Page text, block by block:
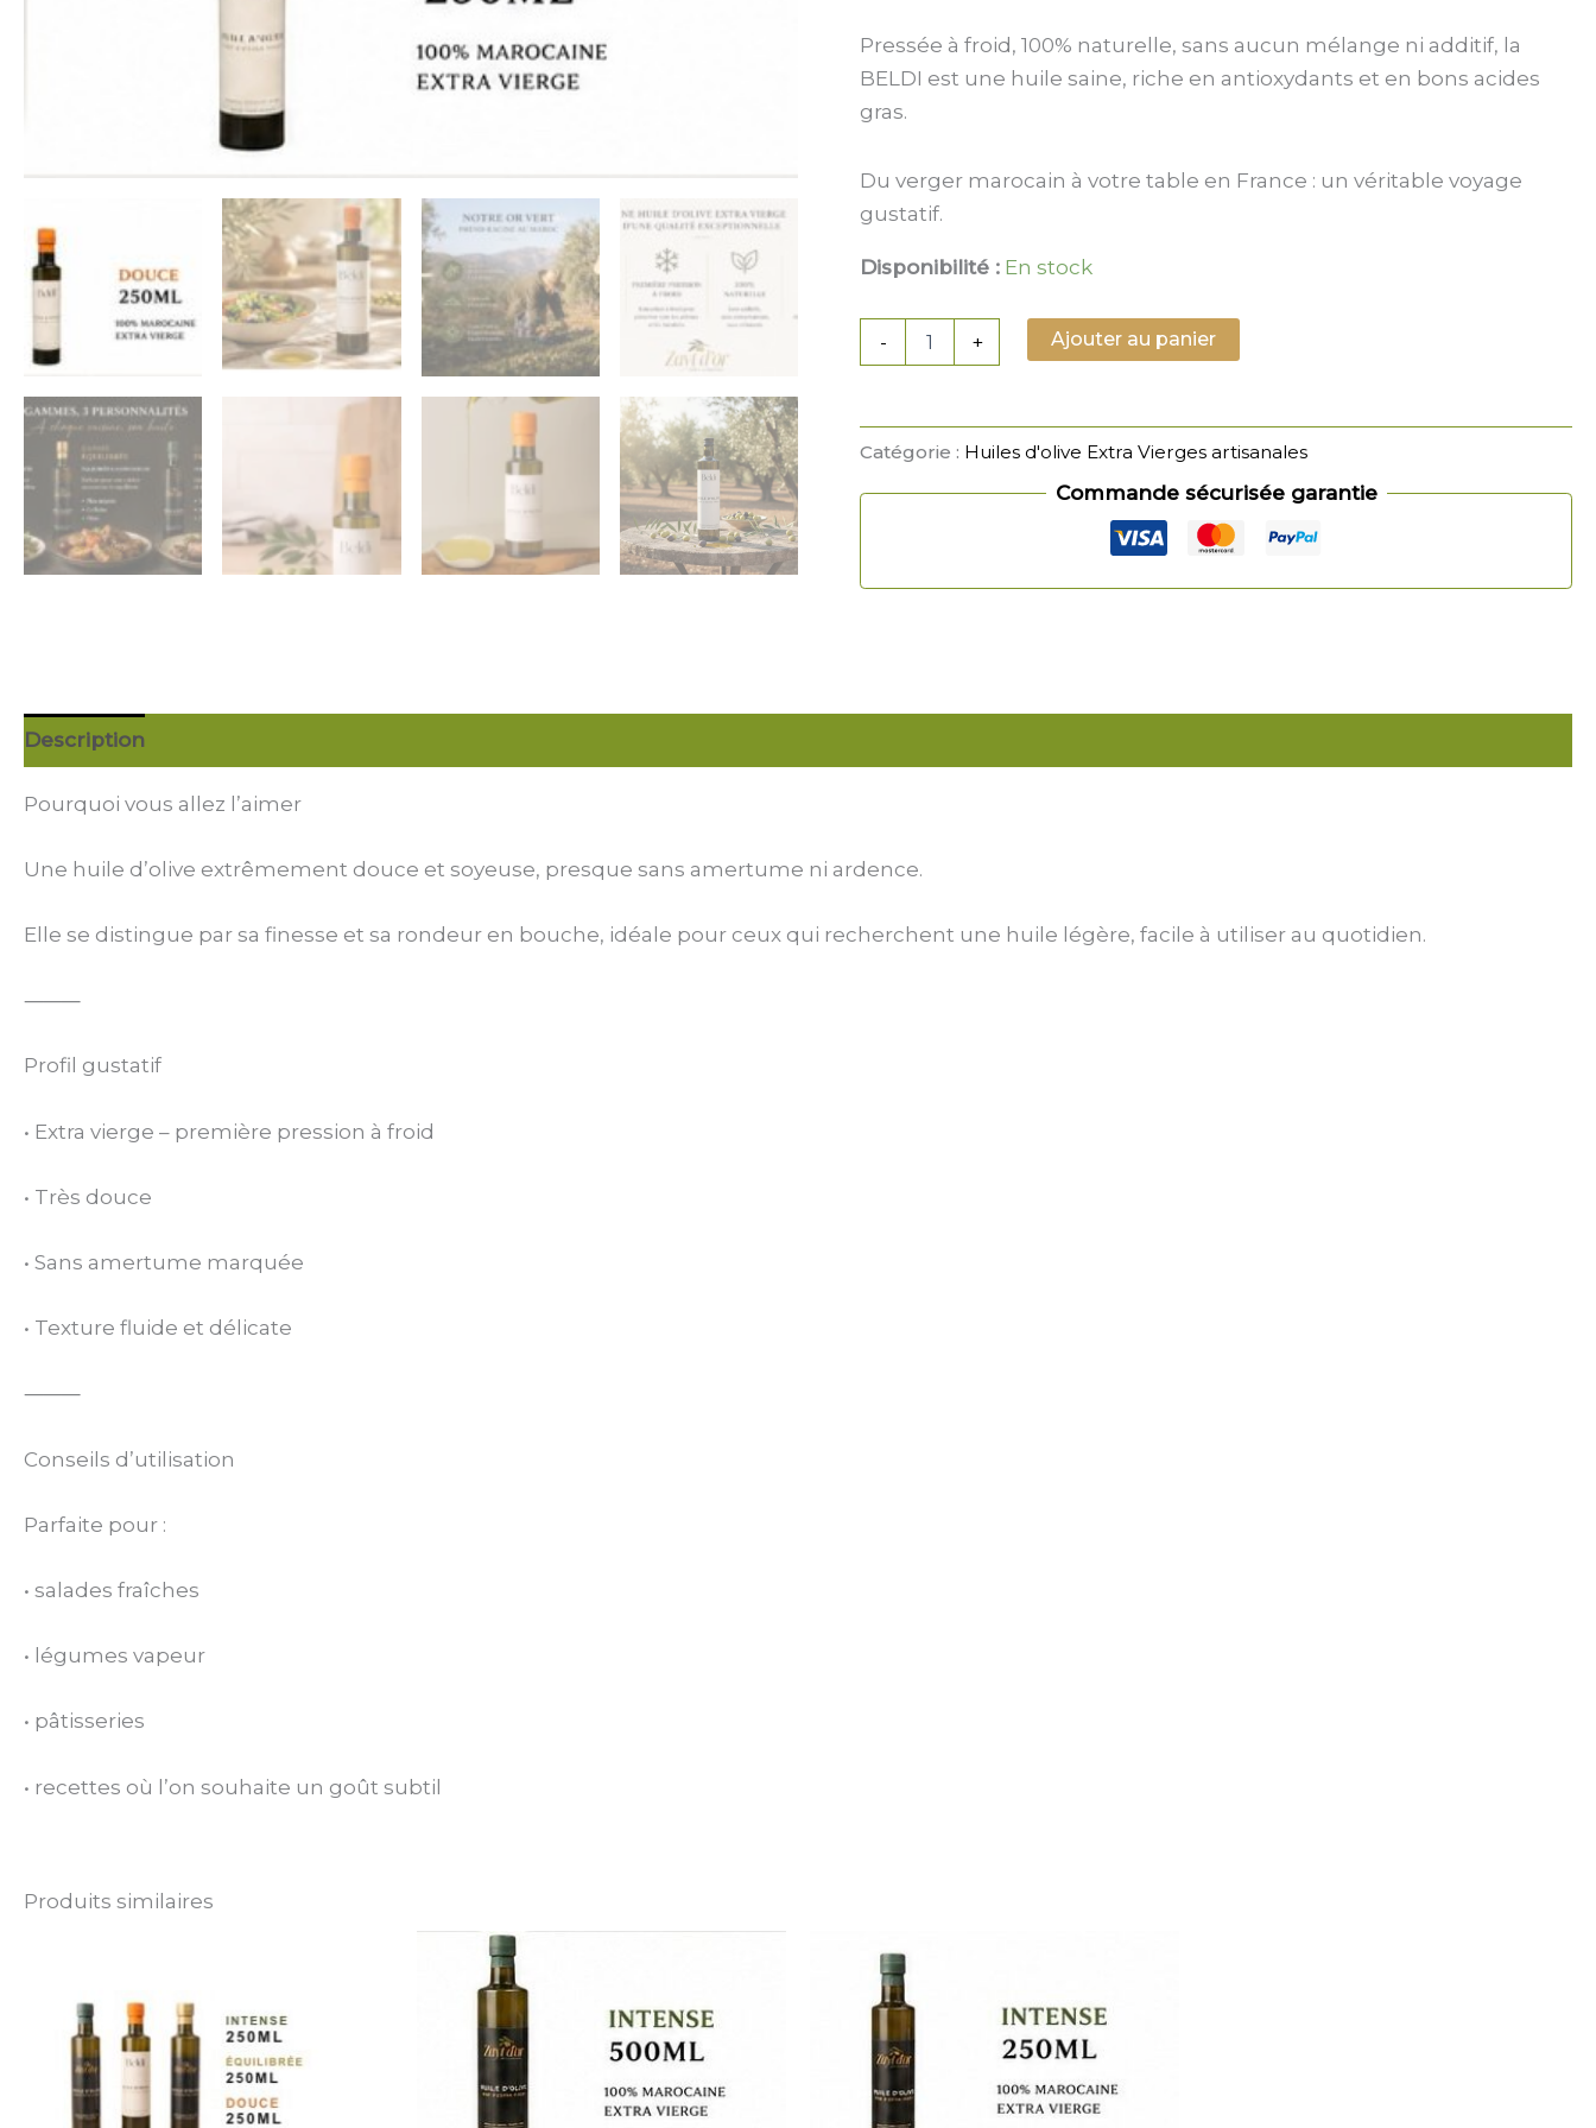
Pressée à froid, 100% naturelle, sans aucun mélange ni additif, la
BELDI est une huile saine, riche en antioxydants et en bons acides
gras.
Du verger marocain à votre table en France : un véritable voyage
gustatif.
Disponibilité : En stock
-
sans
amertume
25cl
+ Ajouter au panier
Catégorie : Huiles d'olive Extra Vierges artisanales
Commande sécurisée garantie
Description
Pourquoi vous allez l’aimer
Une huile d’olive extrêmement douce et soyeuse, presque sans amertume ni ardence.
Elle se distingue par sa finesse et sa rondeur en bouche, idéale pour ceux qui recherchent une huile légère, facile à utiliser au quotidien.
⸻
Profil gustatif
• Extra vierge – première pression à froid
• Très douce
• Sans amertume marquée
• Texture fluide et délicate
⸻
Conseils d’utilisation
Parfaite pour :
• salades fraîches
• légumes vapeur
• pâtisseries
• recettes où l’on souhaite un goût subtil
Produits similaires